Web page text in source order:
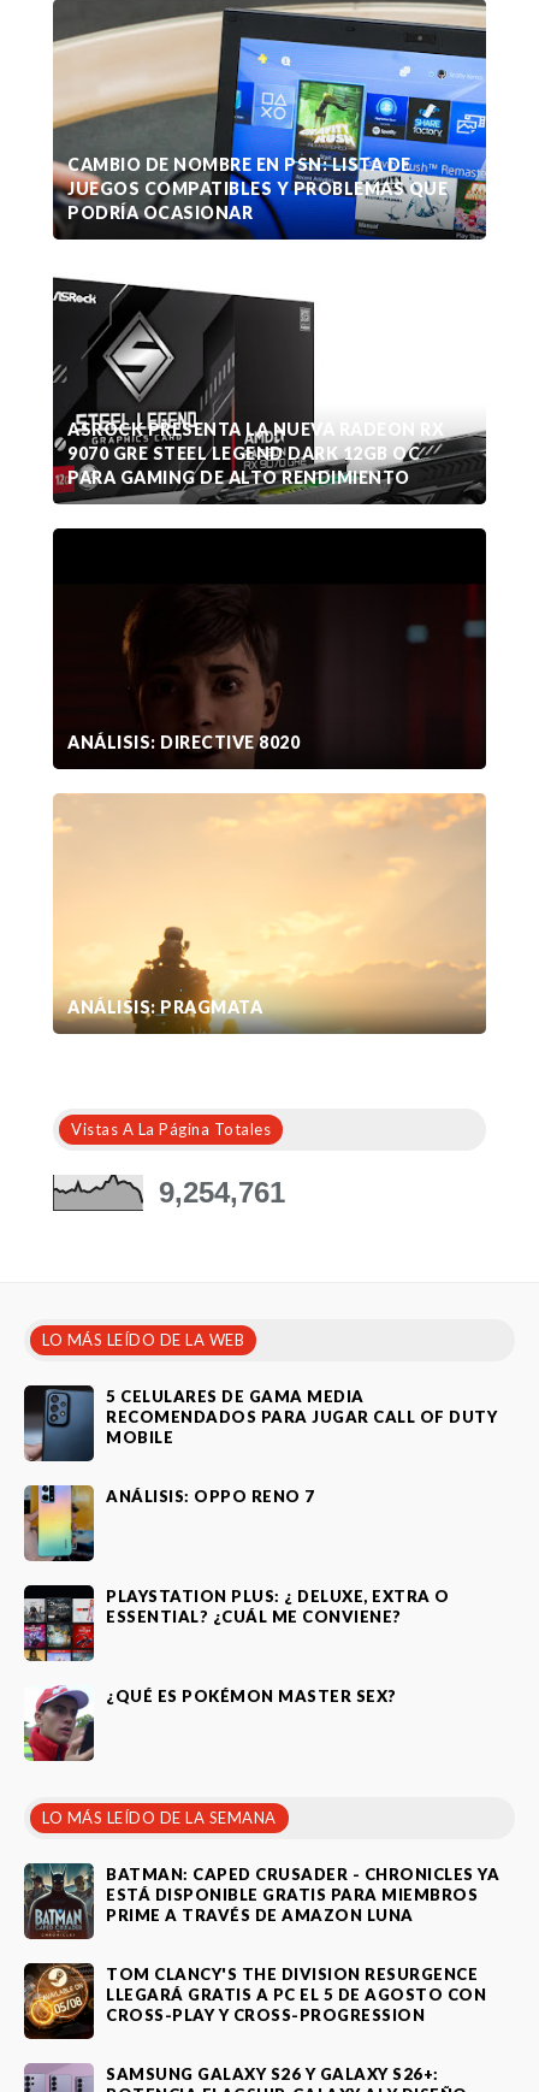
CAMBIO DE NOMBRE EN PSN: LISTA DE
JUEGOS COMPATIBLES Y PROBLEMAS QUE
PODRÍA OCASIONAR
ASROCK PRESENTA LA NUEVA RADEON RX
9070 GRE STEEL LEGEND DARK 12GB OC
PARA GAMING DE ALTO RENDIMIENTO
ANÁLISIS: DIRECTIVE 8020
ANÁLISIS: PRAGMATA
Vistas A La Página Totales
9,254,761
LO MÁS LEÍDO DE LA WEB
5 CELULARES DE GAMA MEDIA
RECOMENDADOS PARA JUGAR CALL OF DUTY
MOBILE
ANÁLISIS: OPPO RENO 7
PLAYSTATION PLUS: ¿ DELUXE, EXTRA O
ESSENTIAL? ¿CUÁL ME CONVIENE?
¿QUÉ ES POKÉMON MASTER SEX?
LO MÁS LEÍDO DE LA SEMANA
BATMAN: CAPED CRUSADER - CHRONICLES YA
ESTÁ DISPONIBLE GRATIS PARA MIEMBROS
PRIME A TRAVÉS DE AMAZON LUNA
TOM CLANCY'S THE DIVISION RESURGENCE
LLEGARÁ GRATIS A PC EL 5 DE AGOSTO CON
CROSS-PLAY Y CROSS-PROGRESSION
SAMSUNG GALAXY S26 Y GALAXY S26+: